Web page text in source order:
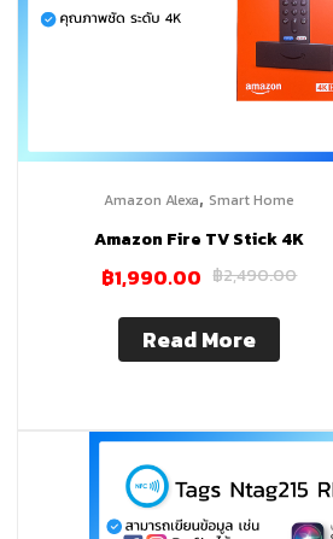
ออกแบบ
ระบบ
Home
Assistant
Hass.io
จำหน่าย
Amazon Alexa, Smart Home
Amazon Fire TV Stick 4K
฿2,490.00
฿1,990.00
Read More